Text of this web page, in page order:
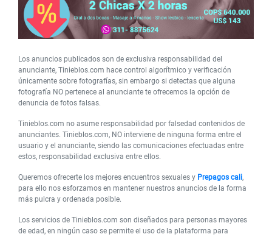
Los anuncios publicados son de exclusiva responsabilidad del
anunciante, Tinieblos.com hace control algorítmico y verificación
únicamente sobre fotografías, sin embargo si detectas que alguna
fotografía NO pertenece al anunciante te ofrecemos la opción de
denuncia de fotos falsas.
Tinieblos.com no asume responsabilidad por falsedad contenidos de
anunciantes. Tinieblos.com, NO interviene de ninguna forma entre el
usuario y el anunciante, siendo las comunicaciones efectuadas entre
estos, responsabilidad exclusiva entre ellos.
Queremos ofrecerte los mejores encuentros sexuales y Prepagos cali,
para ello nos esforzamos en mantener nuestros anuncios de la forma
más pulcra y ordenada posible.
Los servicios de Tinieblos.com son diseñados para personas mayores
de edad, en ningún caso se permite el uso de la plataforma para